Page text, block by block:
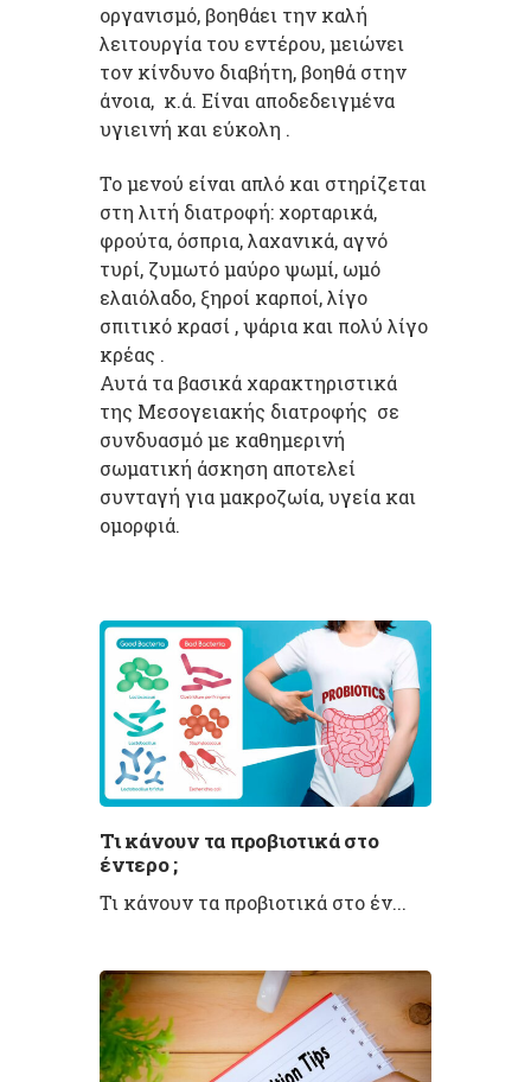
οργανισμό, βοηθάει την καλή
λειτουργία του εντέρου, μειώνει
τον κίνδυνο διαβήτη, βοηθά στην
άνοια, κ.ά. Είναι αποδεδειγμένα
υγιεινή και εύκολη .
Το μενού είναι απλό και στηρίζεται
στη λιτή διατροφή: χορταρικά,
φρούτα, όσπρια, λαχανικά, αγνό
τυρί, ζυμωτό μαύρο ψωμί, ωμό
ελαιόλαδο, ξηροί καρποί, λίγο
σπιτικό κρασί , ψάρια και πολύ λίγο
κρέας .
Αυτά τα βασικά χαρακτηριστικά
της Μεσογειακής διατροφής σε
συνδυασμό με καθημερινή
σωματική άσκηση αποτελεί
συνταγή για μακροζωία, υγεία και
ομορφιά.
Τι κάνουν τα προβιοτικά στο
έντερο ;
Τι κάνουν τα προβιοτικά στο έν...